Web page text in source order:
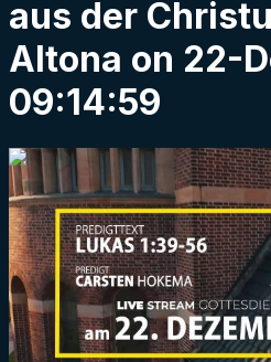
aus der
Altona on 22-
09:14:59
0:49:24